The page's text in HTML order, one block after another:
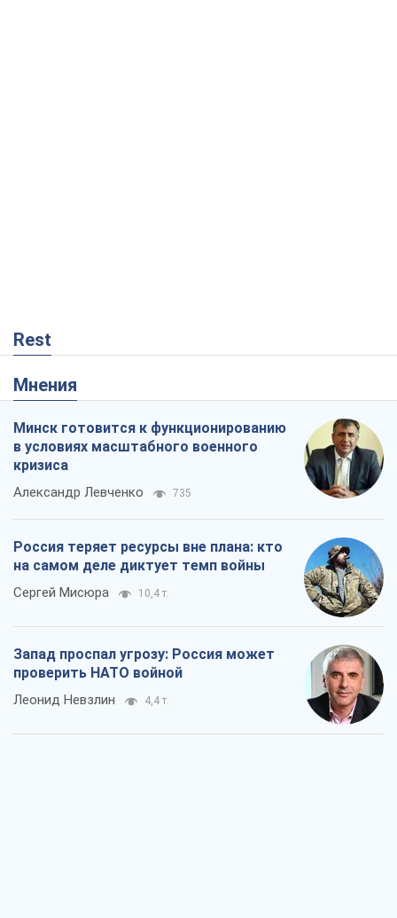
Rest
Мнения
Минск готовится к функционированию
в условиях масштабного военного
кризиса
Александр Левченко 735
Россия теряет ресурсы вне плана: кто
на самом деле диктует темп войны
Сергей Мисюра 10,4 т.
Запад проспал угрозу: Россия может
проверить НАТО войной
Леонид Невзлин 4,4 т.